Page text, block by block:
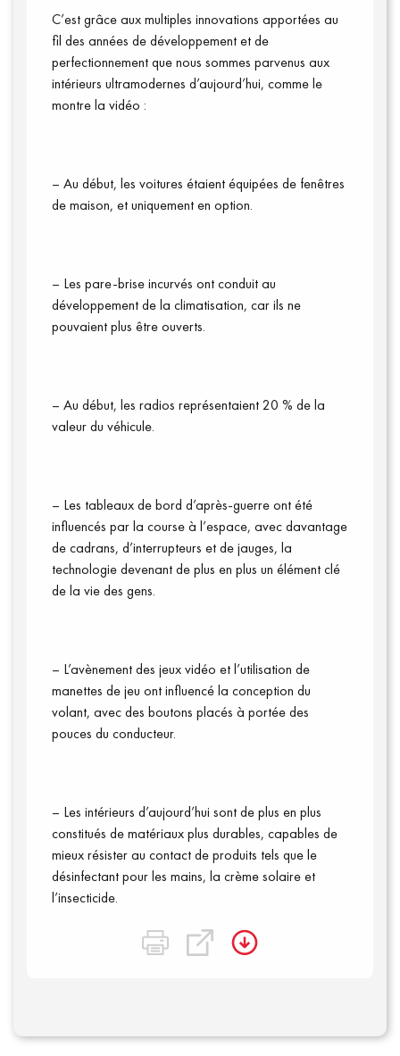
Qui sommes-nous ?
C’est grâce aux multiples innovations apportées au
fil des années de développement et de
perfectionnement que nous sommes parvenus aux
intérieurs ultramodernes d’aujourd’hui, comme le
montre la vidéo :
– Au début, les voitures étaient équipées de fenêtres
de maison, etuniquementen option.
– Les pare-brise incurvés ont conduit au
développement de la climatisation, car ils ne
pouvaient plus être ouverts.
– Au début, les radios représentaient 20 % de la
valeur du véhicule.
– Les tableaux de bord d’après-guerre ont été
influencés par la course à l’espace, avec davantage
de cadrans, d’interrupteurs et de jauges, la
technologie devenant de plus en plus un élément clé
de la vie des gens.
– L’avènement des jeux vidéo et l’utilisation de
manettes de jeu ont influencé la conception du
volant, avec des boutons placés à portée des
pouces du conducteur.
– Les intérieurs d’aujourd’hui sont de plus en plus
constitués de matériaux plus durables, capables de
mieux résister au contact de produits tels que le
désinfectant pour les mains, la crèmesolaire et
l’insecticide.